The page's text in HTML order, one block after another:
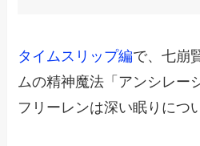
タイムスリップ編で、七崩
ムの精神魔法「アンシレー
フリーレンは深い眠りにつ